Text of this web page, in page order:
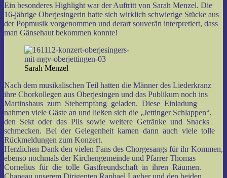
Ein besonderes Highlight war der Auftritt von Sarah Menzel. Die
16-jährige Oberjesingerin hatte sich wirklich schwierige Stücke aus
der Popmusik vorgenommen und derart souverän interpretiert, dass
man Gänsehaut bekommen konnte!
Sarah Menzel
Nach dem musikalischen Teil hatten die Männer des Liederkranz
ihre Chorkollegen aus Oberjesingen und das Publikum noch ins
Martinshaus zum Stehempfang geladen. Diese Einladung
nahmen viele Gäste an und ließen sich die „Jettinger Schlappen“,
den Sekt oder das Pils sowie weitere Getränke und Snacks
schmecken. Bei der Gelegenheit kamen dann auch viele tolle
Rückmeldungen zum Konzert.
Herzlichen Dank den vielen Fans des Chorgesangs für ihr Kommen,
ebenso nochmals der Kirchengemeinde und Pfarrer Thomas
Cornelius für die tolle Gastfreundschaft in ihren Räumen.
Chapeau unserem Dirigenten Raphael Layher und den beiden